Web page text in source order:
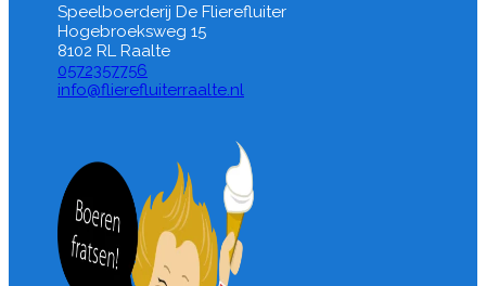
Speelboerderij De Flierefluiter
Hogebroeksweg 15
8102 RL Raalte
0572357756
info@flierefluiterraalte.nl